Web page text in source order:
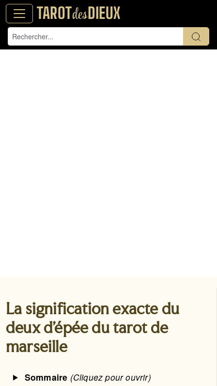
TAROTdesDIEUX
La signification exacte du
deux d’épée du tarot de
marseille
Sommaire (Cliquez pour ouvrir)